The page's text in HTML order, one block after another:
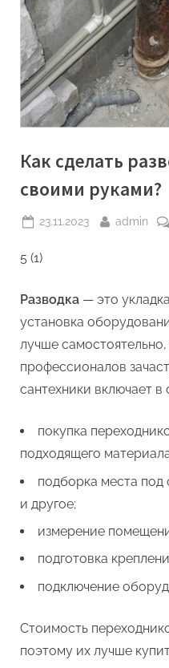
Как сделать
своими руками?
Posted
23.11.2023 By
admin
5 (1)
Разводка — это
установка
лучше
профессионалов
сантехники включает
покупка
подходящего
подборка места под
и другое;
измерение
подготовка
подключение
Стоимость
поэтому их лучше